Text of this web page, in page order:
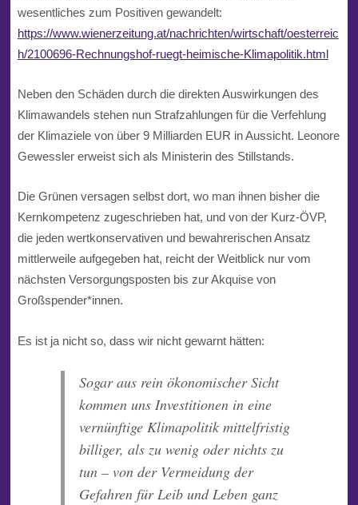
wesentliches zum Positiven gewandelt:
https://www.wienerzeitung.at/nachrichten/wirtschaft/oesterreic
h/2100696-Rechnungshof-ruegt-heimische-Klimapolitik.html
Neben den Schäden durch die direkten Auswirkungen des
Klimawandels stehen nun Strafzahlungen für die Verfehlung
der Klimaziele von über 9 Milliarden EUR in Aussicht. Leonore
Gewessler erweist sich als Ministerin des Stillstands.
Die Grünen versagen selbst dort, wo man ihnen bisher die
Kernkompetenz zugeschrieben hat, und von der Kurz-ÖVP,
die jeden wertkonservativen und bewahrerischen Ansatz
mittlerweile aufgegeben hat, reicht der Weitblick nur vom
nächsten Versorgungsposten bis zur Akquise von
Großspender*innen.
Es ist ja nicht so, dass wir nicht gewarnt hätten:
Sogar aus rein ökonomischer Sicht
kommen uns Investitionen in eine
vernünftige Klimapolitik mittelfristig
billiger, als zu wenig oder nichts zu
tun – von der Vermeidung der
Gefahren für Leib und Leben ganz